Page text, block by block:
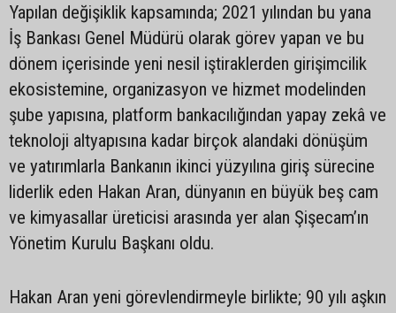
Yapılan değişiklik kapsamında; 2021 yılından bu yana
İş Bankası Genel Müdürü olarak görev yapan ve bu
dönem içerisinde yeni nesil iştiraklerden girişimcilik
ekosistemine, organizasyon ve hizmet modelinden
şube yapısına, platform bankacılığından yapay zekâ ve
teknoloji altyapısına kadar birçok alandaki dönüşüm
ve yatırımlarla Bankanın ikinci yüzyılına giriş sürecine
liderlik eden Hakan Aran, dünyanın en büyük beş cam
ve kimyasallar üreticisi arasında yer alan Şişecam’ın
Yönetim Kurulu Başkanı oldu.
Hakan Aran yeni görevlendirmeyle birlikte; 90 yılı aşkın